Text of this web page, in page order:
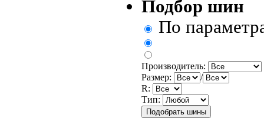
Подбор шин
По
Производитель:
Размер:
/
R:
Тип: